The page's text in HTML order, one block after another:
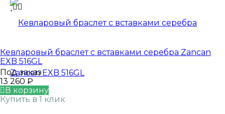
Кевларовый браслет с вставками серебра Zancan
EXB 516GL
Под заказ
13 260 ₽
В корзину
Купить в 1 клик